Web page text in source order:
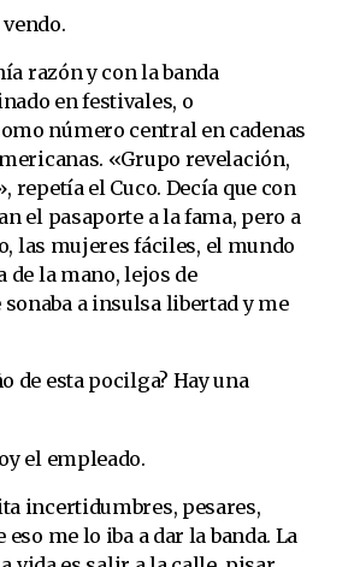
razón y con la banda
en festivales, o
número central en cadenas
«Grupo revelación,
repetía el Cuco. Decía que con
el pasaporte a la fama, pero a
las mujeres fáciles, el mundo
de la mano, lejos de
a insulsa libertad y me
de esta pocilga? Hay una
el empleado.
incertidumbres, pesares,
eso me lo iba a dar la banda. La